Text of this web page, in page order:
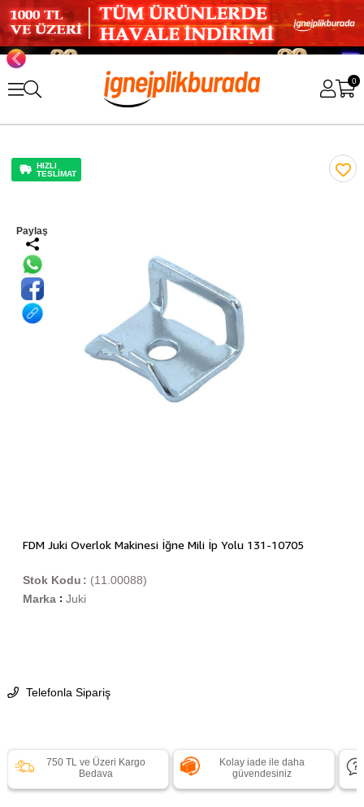
0
HIZLI
TESLİMAT
Paylaş
FDM Juki Overlok Makinesi İğne Mili İp Yolu 131-10705
(11.00088)
Stok Kodu
Marka : Juki
Telefonla Sipariş
750 TL ve Üzeri Kargo
Bedava
Kolay iade ile daha
güvendesiniz